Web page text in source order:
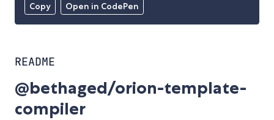
Copy Open in CodePen
README
@bethaged/orion-template-
compiler